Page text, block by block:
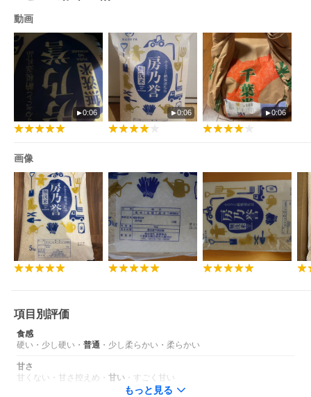
・千葉県大網白里市のふるさと納税のお礼品となります。
・特定の自治体に対し金銭を寄附することを目的としたサービス
となります。
・こちらは、寄附を行ったことへの謝礼として、その自治体が利
用者に提供する物品またはサービスとなります。
・画像はイメージです。
・離島、沖縄県はお届けできません。
・こちらのお礼品は、当自治体以外にお住まいの方のみへのお届
けとなります。当自治体にお住まいの方についてはお礼品をお受
け取りいただけません。あらかじめご了承ください。
動画
0:06 0:06 0:06
画像
項目別評価
食感
硬い ・ 少し硬い ・ 普通 ・ 少し柔らかい ・ 柔らかい
甘さ
甘くない ・ 甘さ控えめ ・ 甘い ・ すごく甘い
もっと見る